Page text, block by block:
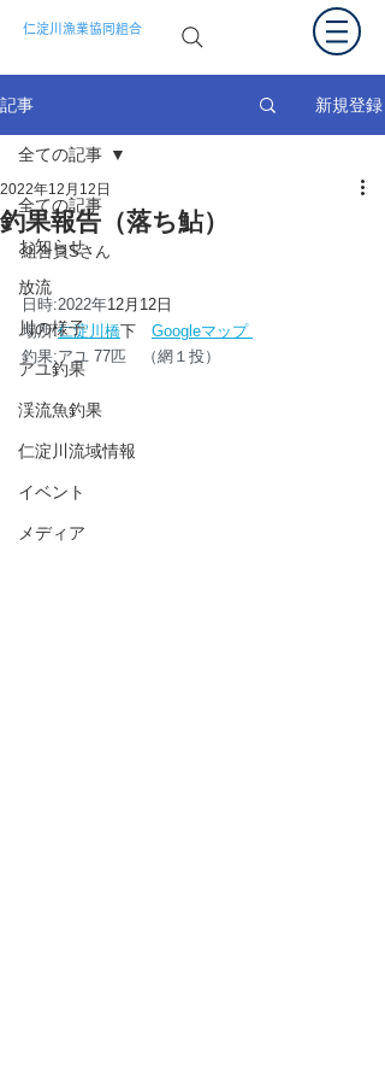
仁淀川漁業協同組合
記事 新規登録
全ての記事
お知らせ
放流
川の様子
アユ釣果
渓流魚釣果
仁淀川流域情報
イベント
メディア
全ての記事
釣果報告（落ち鮎）
2022年12月12日
組合員Sさん
日時:2022年12月12日
場所:仁淀川橋下
Googleマップ
釣果:アユ 77匹　（網１投）